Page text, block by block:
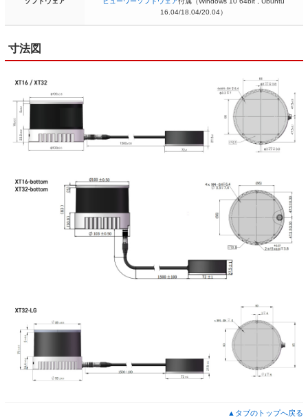
16.04/18.04/20.04）
寸法図
▲タブのトップへ戻る